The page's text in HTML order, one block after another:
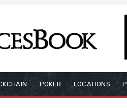
POKER LOCATIONS